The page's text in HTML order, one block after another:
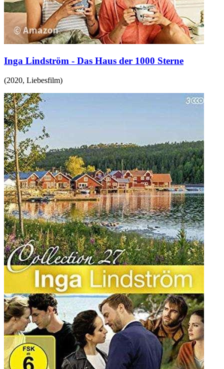
Inga Lindström - Das Haus der 1000 Sterne
(2020, Liebesfilm)